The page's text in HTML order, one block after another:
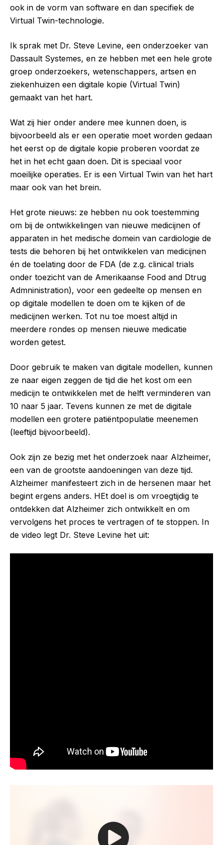
ook in de vorm van software en dan specifiek de
Virtual Twin-technologie.
Ik sprak met Dr. Steve Levine, een onderzoeker van
Dassault Systemes, en ze hebben met een hele grote
groep onderzoekers, wetenschappers, artsen en
ziekenhuizen een digitale kopie (Virtual Twin)
gemaakt van het hart.
Wat zij hier onder andere mee kunnen doen, is
bijvoorbeeld als er een operatie moet worden gedaan
het eerst op de digitale kopie proberen voordat ze
het in het echt gaan doen. Dit is speciaal voor
moeilijke operaties. Er is een Virtual Twin van het hart
maar ook van het brein.
Het grote nieuws: ze hebben nu ook toestemming
om bij de ontwikkelingen van nieuwe medicijnen of
apparaten in het medische domein van cardiologie de
tests die behoren bij het ontwikkelen van medicijnen
én de toelating door de FDA (de z.g. clinical trials
onder toezicht van de Amerikaanse Food and Dtrug
Admninistration), voor een gedeelte op mensen en
op digitale modellen te doen om te kijken of de
medicijnen werken. Tot nu toe moest altijd in
meerdere rondes op mensen nieuwe medicatie
worden getest.
Door gebruik te maken van digitale modellen, kunnen
ze naar eigen zeggen de tijd die het kost om een
medicijn te ontwikkelen met de helft verminderen van
10 naar 5 jaar. Tevens kunnen ze met de digitale
modellen een grotere patiëntpopulatie meenemen
(leeftijd bijvoorbeeld).
Ook zijn ze bezig met het onderzoek naar Alzheimer,
een van de grootste aandoeningen van deze tijd.
Alzheimer manifesteert zich in de hersenen maar het
begint ergens anders. HEt doel is om vroegtijdig te
ontdekken dat Alzheimer zich ontwikkelt en om
vervolgens het proces te vertragen of te stoppen. In
de video legt Dr. Steve Levine het uit: